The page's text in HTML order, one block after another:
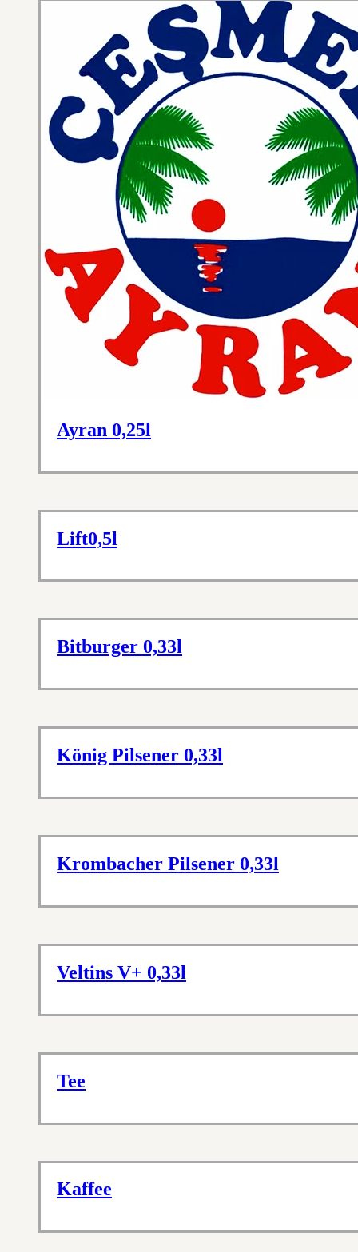
Ayran 0,25l
Lift0,5l
Bitburger 0,33l
König Pilsener 0,33l
Krombacher Pilsener 0,33l
Veltins V+ 0,33l
Tee
Kaffee